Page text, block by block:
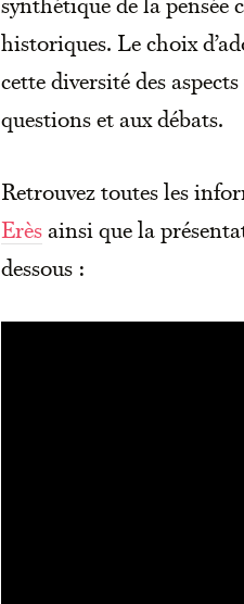
historiques. Le choix
cette diversité des
questions et aux débats.
Retrouvez toutes les
Erèsainsi que la
dessous :